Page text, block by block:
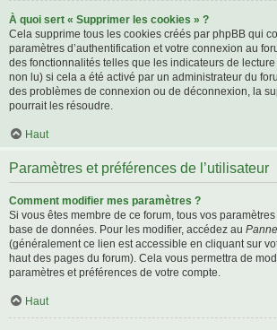
À quoi sert « Supprimer les cookies » ?
Cela supprime tous les cookies créés par phpBB qui
paramètres d’authentification et votre connexion au
des fonctionnalités telles que les indicateurs de
non lu) si cela a été activé par un administrateur du
des problèmes de connexion ou de déconnexion, la
pourrait les résoudre.
Haut
Paramètres et préférences de l’utilisateur
Comment modifier mes paramètres ?
Si vous êtes membre de ce forum, tous vos
base de données. Pour les modifier, accédez au
(généralement ce lien est accessible en cliquant sur
haut des pages du forum). Cela vous permettra de
paramètres et préférences de votre compte.
Haut